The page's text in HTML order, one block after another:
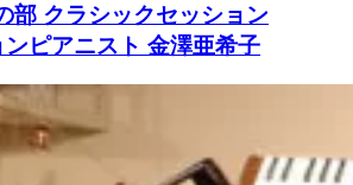
部 クラシックセッション
ピアニスト 金澤亜希子